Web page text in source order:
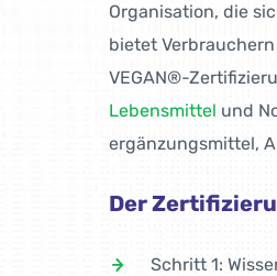
Organisation, die
bietet
VEGAN®-
Lebensmittel und
ergänzungs­mit­tel,
Der
Schritt 1: